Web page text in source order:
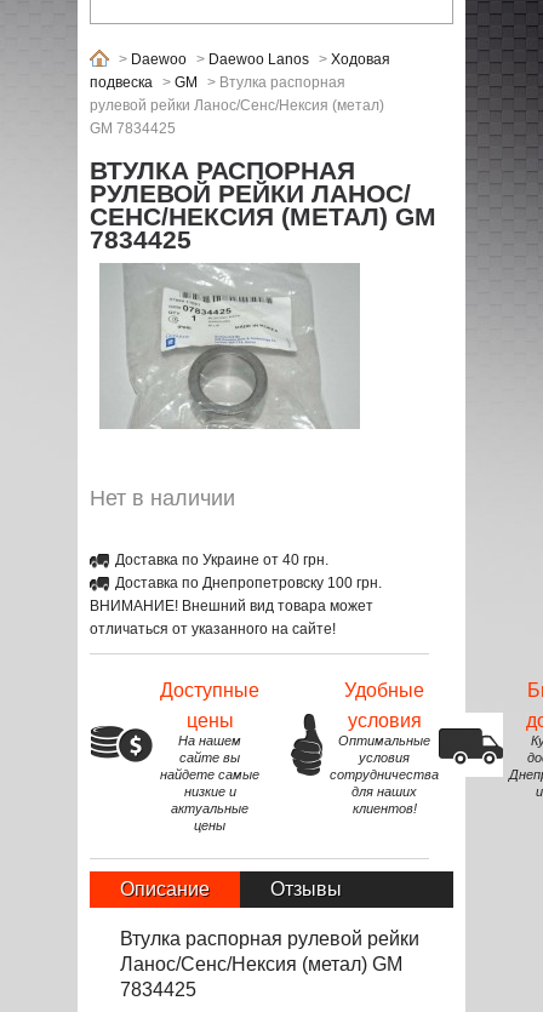
> Daewoo > Daewoo Lanos > Ходовая
подвеска > GM > Втулка распорная
рулевой рейки Ланос/Сенс/Нексия (метал)
GM 7834425
ВТУЛКА РАСПОРНАЯ
РУЛЕВОЙ РЕЙКИ ЛАНОС/
СЕНС/НЕКСИЯ (МЕТАЛ) GM
7834425
Нет в наличии
Доставка по Украине от 40 грн.
Доставка по Днепропетровску 100 грн.
ВНИМАНИЕ! Внешний вид товара может
отличаться от указанного на сайте!
Доступные
цены
На нашем
сайте вы
найдете самые
низкие и
актуальные
цены
Удобные
условия
Оптимальные
условия
сотрудничества
для наших
клиентов!
Описание Отзывы
Втулка распорная рулевой рейки
Ланос/Сенс/Нексия (метал) GM
7834425